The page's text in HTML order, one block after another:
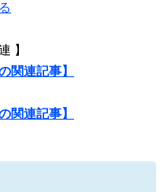
】
関連記事】
関連記事】